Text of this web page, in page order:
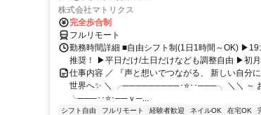
株式会社マトリクス
完全歩合制
フルリモート
勤務時間詳細 ■自由シフト制(1日1時間～OK)
推奨！ ▶平日だけ/土日だけなども調整自由 ▶初
仕事内容 ／ 『声と想いでつながる、 新しい自分
世界へ✨ ＼ ╭─────────･⭐･･───╮ ＼＼ ～ お
╰───･･⭐･──ｖ─...
シフト自由 フルリモート 経験者歓迎 ネイルOK 在宅OK